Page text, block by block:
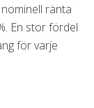
ränta
En stor fördel
för varje